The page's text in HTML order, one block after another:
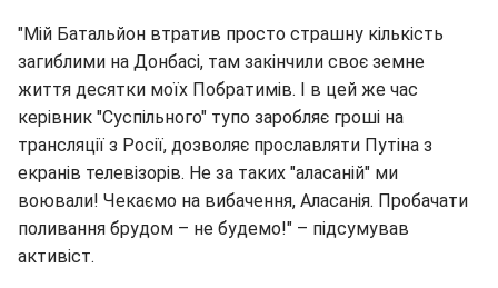
"Мій Батальйон втратив просто страшну кількість
загиблими на Донбасі, там закінчили своє земне
життя десятки моїх Побратимів. І в цей же час
керівник "Суспільного" тупо заробляє гроші на
трансляції з Росії, дозволяє прославляти Путіна з
екранів телевізорів. Не за таких "аласаній" ми
воювали! Чекаємо на вибачення, Аласанія. Пробачати
поливання брудом – не будемо!" – підсумував
активіст.